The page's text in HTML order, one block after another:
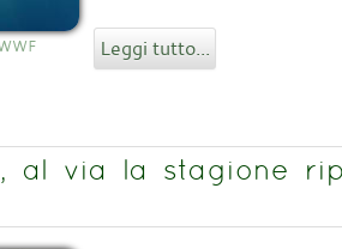
Leggi tutto...
al via la stagione